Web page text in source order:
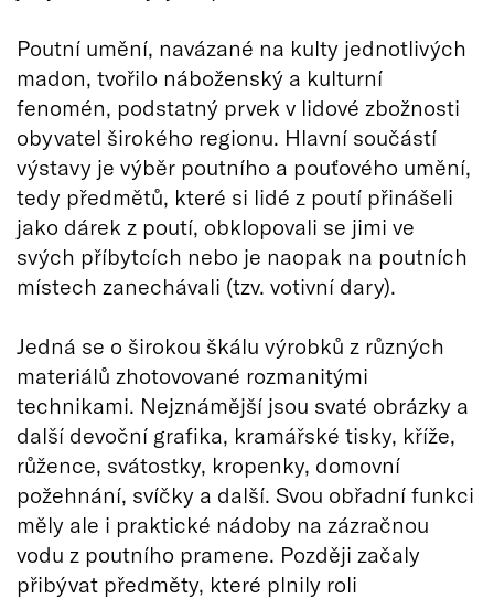
Poutní umění, navázané na kulty jednotlivých
madon, tvořilo náboženský a kulturní
fenomén, podstatný prvek v lidové zbožnosti
obyvatel širokého regionu. Hlavní součástí
výstavy je výběr poutního a pouťového umění,
tedy předmětů, které si lidé z poutí přinášeli
jako dárek z poutí, obklopovali se jimi ve
svých příbytcích nebo je naopak na poutních
místech zanechávali (tzv. votivní dary).
Jedná se o širokou škálu výrobků z různých
materiálů zhotovované rozmanitými
technikami. Nejznámější jsou svaté obrázky a
další devoční grafika, kramářské tisky, kříže,
růžence, svátostky, kropenky, domovní
požehnání, svíčky a další. Svou obřadní funkci
měly ale i praktické nádoby na zázračnou
vodu z poutního pramene. Později začaly
přibývat předměty, které plnily roli